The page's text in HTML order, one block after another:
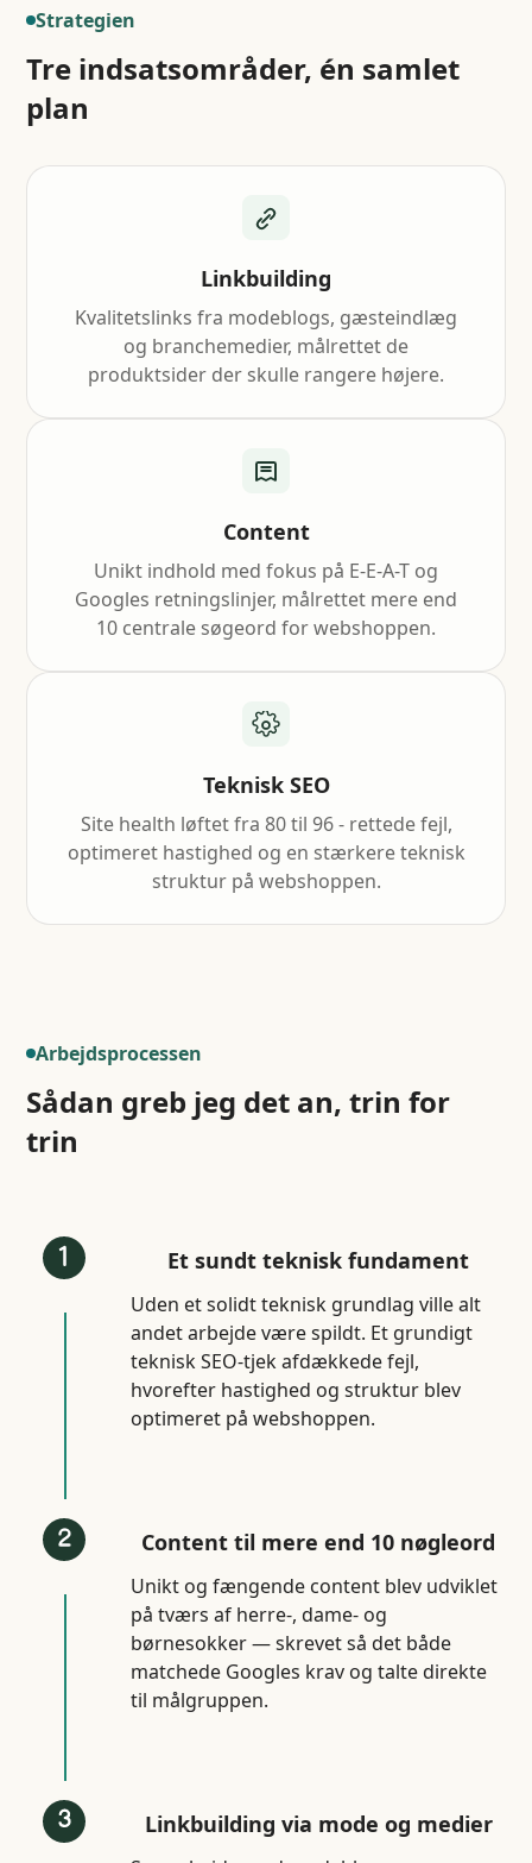
Strategien
Tre indsatsområder, én samlet
plan
Linkbuilding
Kvalitetslinks fra modeblogs, gæsteindlæg
og branchemedier, målrettet de
produktsider der skulle rangere højere.
Content
Unikt indhold med fokus på E-E-A-T og
Googles retningslinjer, målrettet mere end
10 centrale søgeord for webshoppen.
Teknisk SEO
Site health løftet fra 80 til 96 - rettede fejl,
optimeret hastighed og en stærkere teknisk
struktur på webshoppen.
Arbejdsprocessen
Sådan greb jeg det an, trin for
trin
Et sundt teknisk fundament
Uden et solidt teknisk grundlag ville alt
andet arbejde være spildt. Et grundigt
teknisk SEO-tjek afdækkede fejl,
hvorefter hastighed og struktur blev
optimeret på webshoppen.
Content til mere end 10 nøgleord
Unikt og fængende content blev udviklet
på tværs af herre-, dame- og
børnesokker — skrevet så det både
matchede Googles krav og talte direkte
til målgruppen.
Linkbuilding via mode og medier